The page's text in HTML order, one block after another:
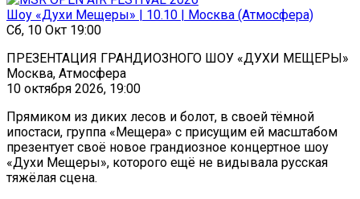
Шоу «Духи Мещеры» | 10.10 | Москва (Атмосфера)
Сб, 10 Окт 19:00
ПРЕЗЕНТАЦИЯ ГРАНДИОЗНОГО ШОУ «ДУХИ МЕЩЕРЫ»
Москва, Атмосфера
10 октября 2026, 19:00
Прямиком из диких лесов и болот, в своей тёмной
ипостаси, группа «Мещера» с присущим ей масштабом
презентует своё новое грандиозное концертное шоу
«Духи Мещеры», которого ещё не видывала русская
тяжёлая сцена.